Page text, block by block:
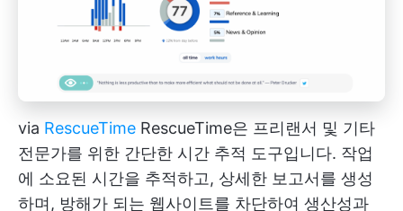
via RescueTime RescueTime은 프리랜서 및 기타
전문가를 위한 간단한 시간 추적 도구입니다. 작업
에 소요된 시간을 추적하고, 상세한 보고서를 생성
하며, 방해가 되는 웹사이트를 차단하여 생산성과